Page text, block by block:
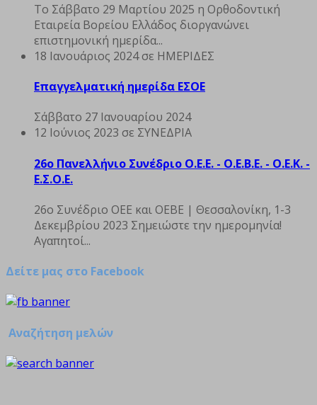
Το Σάββατο 29 Μαρτίου 2025 η Ορθοδοντική
Εταιρεία Βορείου Ελλάδος διοργανώνει
επιστημονική ημερίδα...
18 Ιανουάριος 2024σε ΗΜΕΡΙΔΕΣ
Επαγγελματική ημερίδα ΕΣΟΕ
Σάββατο 27 Ιανουαρίου 2024
12 Ιούνιος 2023 σε ΣΥΝΕΔΡΙΑ
26ο Πανελλήνιο Συνέδριο Ο.Ε.Ε. - Ο.Ε.Β.Ε. - Ο.Ε.Κ. -
Ε.Σ.Ο.Ε.
26o Συνέδριο ΟΕΕ και ΟΕΒΕ | Θεσσαλονίκη, 1-3
Δεκεμβρίου 2023 Σημειώστε την ημερομηνία!
Αγαπητοί...
Δείτε μας στο Facebook
Αναζήτηση μελών